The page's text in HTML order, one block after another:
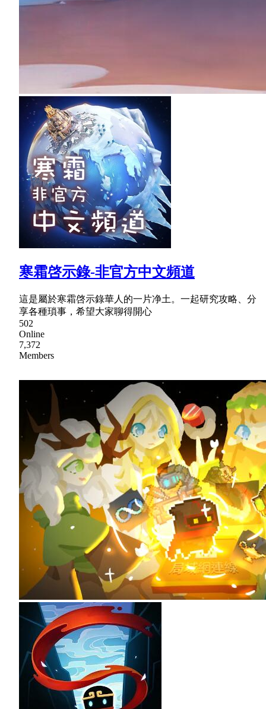
寒霜啓示錄-非官方中文頻道
這是屬於寒霜啓示錄華人的一片净土。一起研究攻略、分
享各種瑣事，希望大家聊得開心
502
Online
7,372
Members